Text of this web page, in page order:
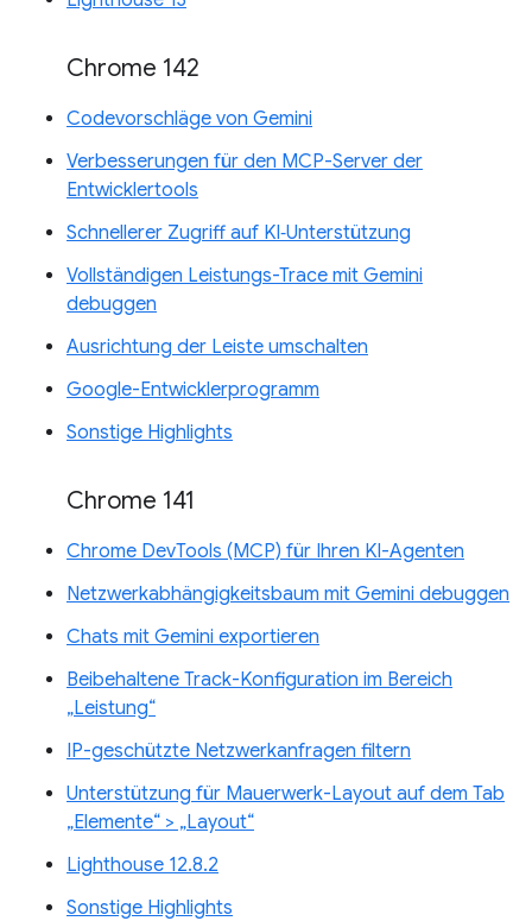
Chrome 142
Codevorschläge von Gemini
Verbesserungen für den MCP-Server der
Entwicklertools
Schnellerer Zugriff auf KI‑Unterstützung
Vollständigen Leistungs-Trace mit Gemini
debuggen
Ausrichtung der Leiste umschalten
Google-Entwicklerprogramm
Sonstige Highlights
Chrome 141
Chrome DevTools (MCP) für Ihren KI-Agenten
Netzwerkabhängigkeitsbaum mit Gemini debuggen
Chats mit Gemini exportieren
Beibehaltene Track-Konfiguration im Bereich
„Leistung“
IP-geschützte Netzwerkanfragen filtern
Unterstützung für Mauerwerk-Layout auf dem Tab
„Elemente“ > „Layout“
Lighthouse 12.8.2
Sonstige Highlights